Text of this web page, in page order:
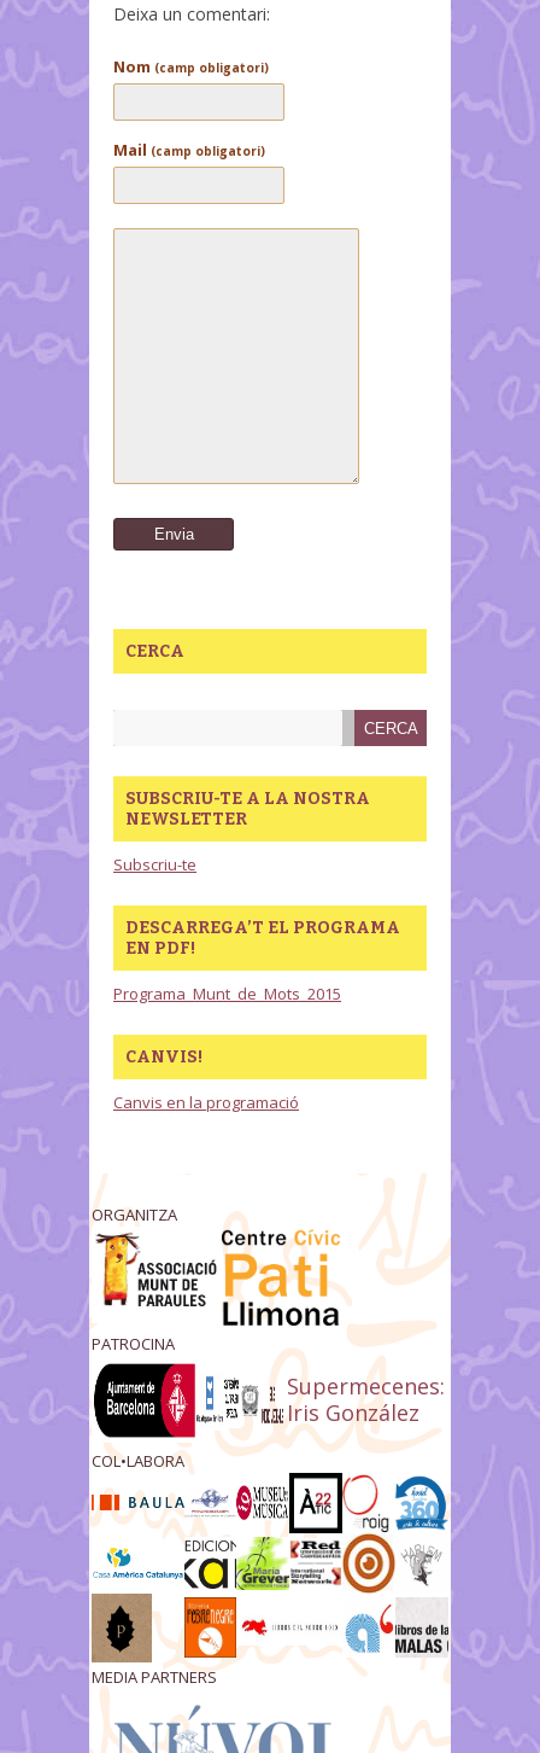
Deixa un comentari:
Nom (camp obligatori)
Mail (camp obligatori)
CERCA
SUBSCRIU-TE A LA NOSTRA
NEWSLETTER
Subscriu-te
DESCARREGA’T EL PROGRAMA
EN PDF!
Programa_Munt_de_Mots_2015
CANVIS!
Canvis en la programació
ORGANITZA
PATROCINA
Supermecenes:
Iris González
COL•LABORA
MEDIA PARTNERS